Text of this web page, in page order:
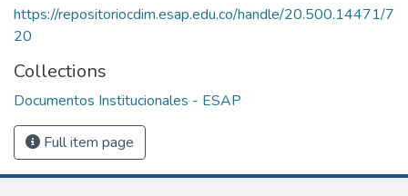
https://repositoriocdim.esap.edu.co/handle/20.500.14471/7
20
Collections
Documentos Institucionales - ESAP
Full item page